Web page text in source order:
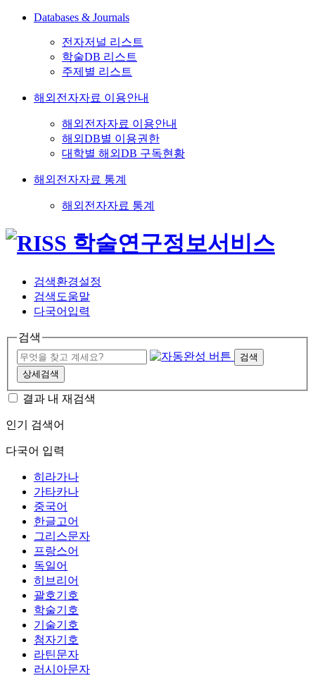
Databases & Journals
전자저널 리스트
학술DB 리스트
주제별 리스트
해외전자자료 이용안내
해외전자자료 이용안내
해외DB별 이용권한
대학별 해외DB 구독현황
해외전자자료 통계
해외전자자료 통계
검색환경설정
검색도움말
다국어입력
검색
검색
상세검색
결과 내 재검색
인기 검색어
다국어 입력
히라가나
가타카나
중국어
한글고어
그리스문자
프랑스어
독일어
히브리어
괄호기호
학술기호
기술기호
첨자기호
라틴문자
러시아문자